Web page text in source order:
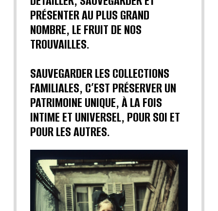
PRÉSENTER AU PLUS GRAND
NOMBRE, LE FRUIT DE NOS
TROUVAILLES.
SAUVEGARDER LES COLLECTIONS
FAMILIALES, C’EST PRÉSERVER UN
PATRIMOINE UNIQUE, À LA FOIS
INTIME ET UNIVERSEL, POUR SOI ET
POUR LES AUTRES.